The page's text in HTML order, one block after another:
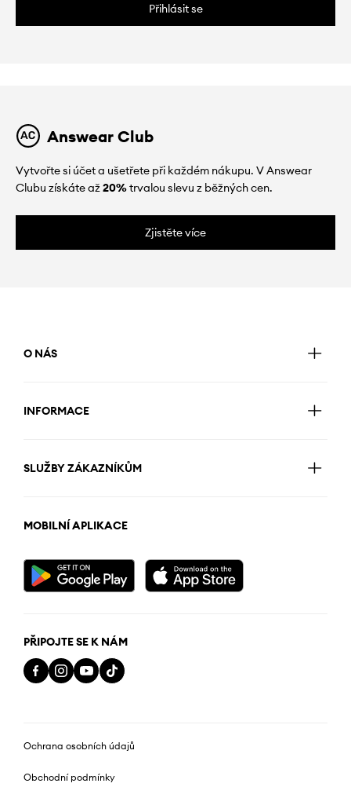
Přihlásit se
Answear Club
Vytvořte si účet a ušetřete při každém nákupu. V Answear
Clubu získáte až20%trvalou slevu z běžných cen.
Zjistěte více
O NÁS
INFORMACE
SLUŽBY ZÁKAZNÍKŮM
MOBILNÍ APLIKACE
PŘIPOJTE SE K NÁM
Ochrana osobních údajů
Obchodní podmínky